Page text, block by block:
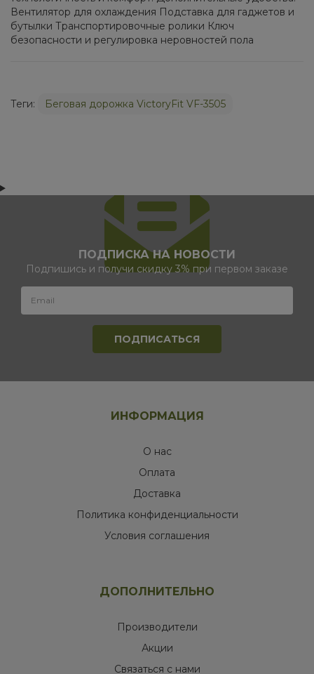
Вентилятор для охлаждения Подставка для гаджетов и
бутылки Транспортировочные ролики Ключ
безопасности и регулировка неровностей пола
Теги: Беговая дорожка VictoryFit VF-3505
ПОДПИСКА НА НОВОСТИ
Подпишись и получи скидку 3% при первом заказе
ИНФОРМАЦИЯ
О нас
Оплата
Доставка
Политика конфиденциальности
Условия соглашения
ДОПОЛНИТЕЛЬНО
Производители
Акции
Связаться с нами